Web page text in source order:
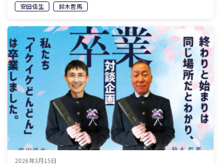
ど…安田佳生 鈴木哲馬
2026年3月15日